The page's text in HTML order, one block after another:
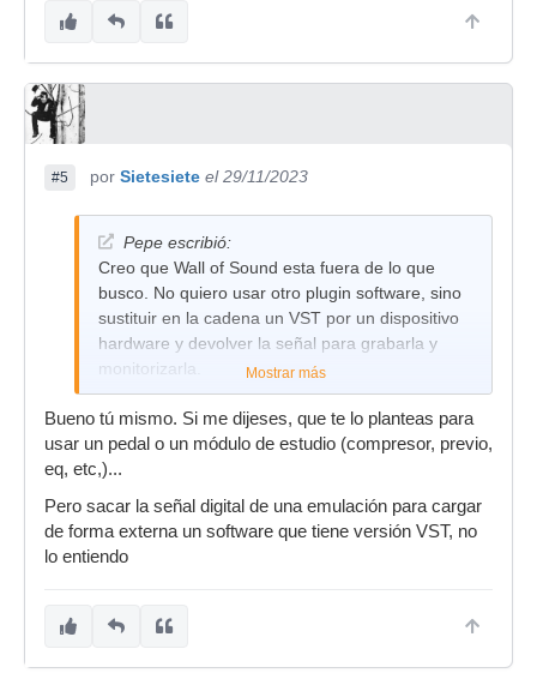
#5 por Sietesiete el 29/11/2023
Pepe escribió:
Creo que Wall of Sound esta fuera de lo que
busco. No quiero usar otro plugin software, sino
sustituir en la cadena un VST por un dispositivo
hardware y devolver la señal para grabarla y
monitorizarla.
Mostrar más
Bueno tú mismo. Si me dijeses, que te lo planteas para
usar un pedal o un módulo de estudio (compresor, previo,
eq, etc,)...
Pero sacar la señal digital de una emulación para cargar
de forma externa un software que tiene versión VST, no
lo entiendo